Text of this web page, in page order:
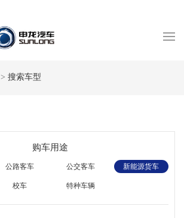
> 搜索车型
购车用途
公路客车 公交客车 新能源货车
校车 特种车辆